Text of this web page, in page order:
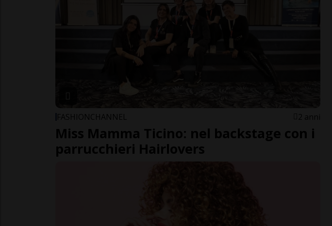
FASHIONCHANNEL 2 anni
Miss Mamma Ticino: nel backstage con i
parrucchieri Hairlovers